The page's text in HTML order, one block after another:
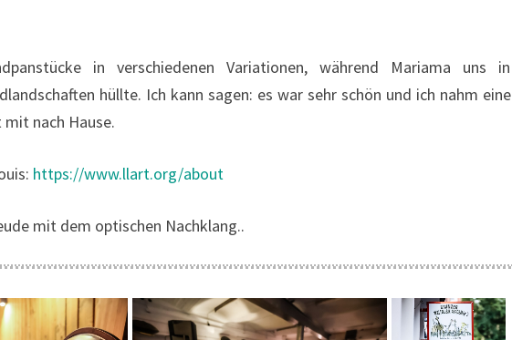
in verschiedenen Variationen, während Mariama uns in
hüllte. Ich kann sagen: es war sehr schön und ich nahm eine
nach Hause.
https://www.llart.org/about
mit dem optischen Nachklang..